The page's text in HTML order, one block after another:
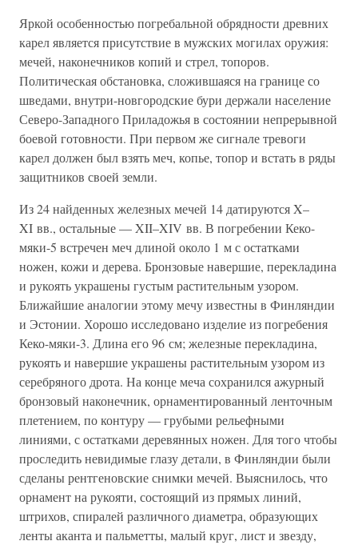
Яркой особенностью погребальной обрядности древних
карел является присутствие в мужских могилах оружия:
мечей, наконечников копий и стрел, топоров.
Политическая обстановка, сложившаяся на границе со
шведами, внутри-новгородские бури держали население
Северо-Западного Приладожья в состоянии непрерывной
боевой готовности. При первом же сигнале тревоги
карел должен был взять меч, копье, топор и встать в ряды
защитников своей земли.
Из 24 найденных железных мечей 14 датируются X–
XI вв., остальные — XII–XIV вв. В погребении Кеко-
мяки-5 встречен меч длиной около 1 м с остатками
ножен, кожи и дерева. Бронзовые навершие, перекладина
и рукоять украшены густым растительным узором.
Ближайшие аналогии этому мечу известны в Финляндии
и Эстонии. Хорошо исследовано изделие из погребения
Кеко-мяки-3. Длина его 96 см; железные перекладина,
рукоять и навершие украшены растительным узором из
серебряного дрота. На конце меча сохранился ажурный
бронзовый наконечник, орнаментированный ленточным
плетением, по контуру — грубыми рельефными
линиями, с остатками деревянных ножен. Для того чтобы
проследить невидимые глазу детали, в Финляндии были
сделаны рентгеновские снимки мечей. Выяснилось, что
орнамент на рукояти, состоящий из прямых линий,
штрихов, спиралей различного диаметра, образующих
ленты аканта и пальметты, малый круг, лист и звезду,